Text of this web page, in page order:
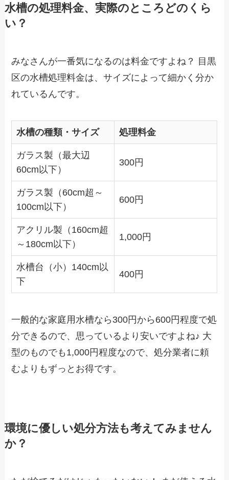
水槽の処理料金、実際のところどのくら
い？
みなさんが一番気になるのは料金ですよね？ 目黒
区の水槽処理料金は、サイズによって細かく分か
れているんです。
水槽の種類・サイズ 処理料金
ガラス製（最大辺
60cm以下）
300円
ガラス製（60cm超～
100cm以下）
600円
アクリル製（160cm超
～180cm以下）
1,000円
水槽台（小）140cm以
下
400円
一般的な家庭用水槽なら300円から600円程度で処
分できるので、思っているより安いですよね♪ 大
型のものでも1,000円程度なので、処分業者に頼
むよりもずっとお得です。
環境に優しい処分方法も考えてみません
か？